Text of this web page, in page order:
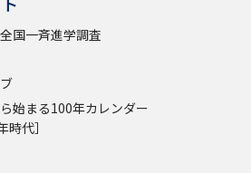
ル
タログ
国一斉進学調査
始まる100年カレンダー
時代］